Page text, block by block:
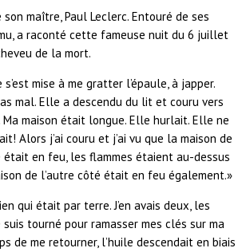
maître, Paul Leclerc. Entouré de ses
a raconté cette fameuse nuit du 6 juillet
de la mort.
s’est mise à me gratter l’épaule, à japper.
mal. Elle a descendu du lit et couru vers
Ma maison était longue. Elle hurlait. Elle ne
Alors j’ai couru et j’ai vu que la maison de
était en feu, les flammes étaient au-dessus
de l’autre côté était en feu également.»
qui était par terre. J’en avais deux, les
suis tourné pour ramasser mes clés sur ma
de me retourner, l’huile descendait en biais